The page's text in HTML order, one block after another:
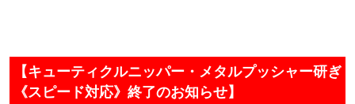
【キューティクルニッパー・メタルプッシャー研ぎ
《スピード対応》終了のお知らせ】